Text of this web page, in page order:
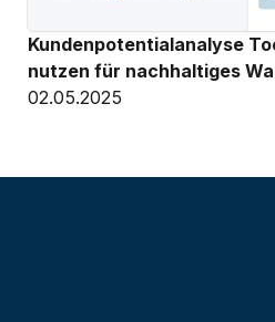
Kundenpotentialanalyse
nutzen für nachhaltiges
02.05.2025